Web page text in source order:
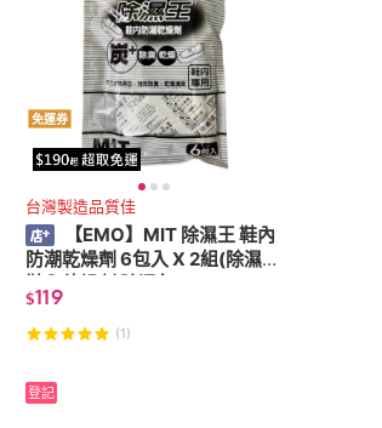
免運券
台灣製造品質佳
【EMO】MIT 除濕王 鞋內
防潮乾燥劑 6包入 X 2組(除濕劑
鞋內乾燥劑 除濕包)
$119
(1)
登記